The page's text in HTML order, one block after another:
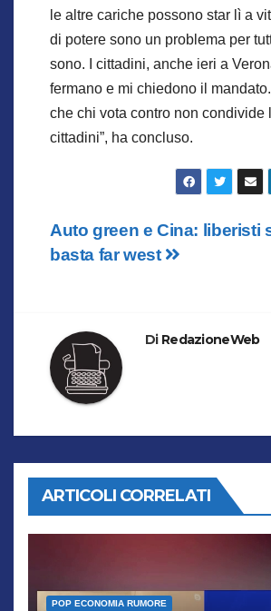
le altre cariche possono star lì a
di potere sono un problema per
sono. I cittadini, anche ieri a
fermano e mi chiedono il
che chi vota contro non condivide
cittadini”, ha concluso.
Navigazione
Auto green e Cina: liberisti
basta far west
Di RedazioneWeb
ARTICOLI CORRELATI
POP ECONOMIA RUMORE